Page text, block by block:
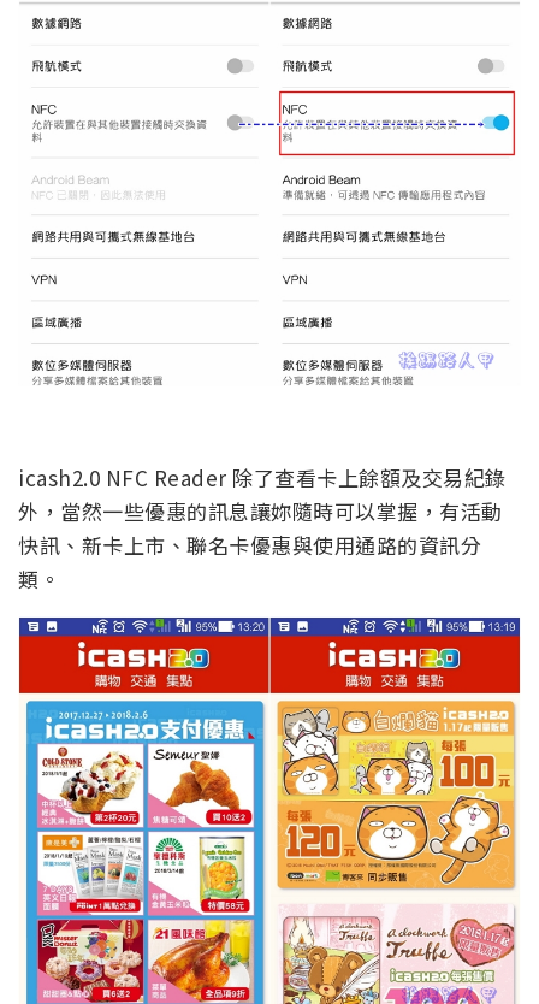
icash2.0 NFC Reader 除了查看卡上餘額及交易紀錄
外，當然一些優惠的訊息讓妳隨時可以掌握，有活動
快訊、新卡上市、聯名卡優惠與使用通路的資訊分
類。